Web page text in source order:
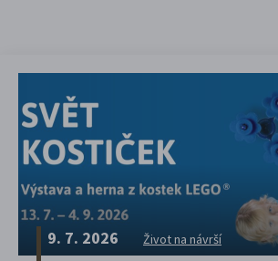
9. 7. 2026 Život na návrší